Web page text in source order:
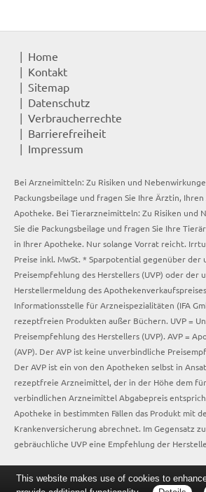
Home
Kontakt
Sitemap
Datenschutz
Verbraucherrechte
Barrierefreiheit
Impressum
Bei Arzneimitteln: Zu Risiken und
Packungsbeilage und fragen Sie Ihre Ärztin,
Apotheke. Bei Tierarzneimitteln: Zu Risiken und
Sie die Packungsbeilage und fragen Sie Ihre
in Ihrer Apotheke. Nur solange Vorrat reicht.
Preise inkl. MwSt. * Sparpotential gegenüber der
Preisempfehlung des Herstellers (UVP) oder der
Herstellermeldung des Apothekenverkaufspreises
Informationsstelle für Arzneispezialitäten (IFA
rezeptfreien Produkten außer Büchern. UVP =
Preisempfehlung des Herstellers (UVP). AVP =
(AVP). Der AVP ist keine unverbindliche
Der AVP ist ein von den Apotheken selbst in
rezeptfreie Arzneimittel, der in der Höhe dem
verbindlichen Arzneimittel Abgabepreis
Apotheke in bestimmten Fällen das Produkt mit
Krankenversicherung abrechnet. Im Gegensatz
gebräuchliche UVP eine Empfehlung der
This website makes use of cookies to